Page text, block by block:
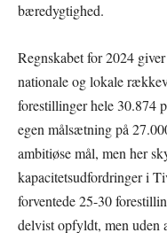
bæredygtighed.
Regnskabet for 2024
nationale og lokale
forestillinger hele 30.874
egen målsætning på
ambitiøse mål, men her
kapacitetsudfordringer i
forventede 25-30
delvist opfyldt, men uden